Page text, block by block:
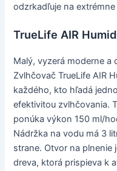
odzrkadľuje na
TrueLife AIR
Malý, vyzerá moderne a
Zvlhčovač TrueLife AIR
každého, kto hľadá
efektivitou zvlhčovania.
ponúka výkon 150 ml/
Nádržka na vodu má 3
strane. Otvor na
dreva, ktorá prispieva k